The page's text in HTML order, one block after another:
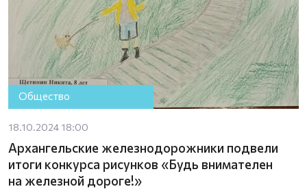
Общество
18.10.2024 18:00
Архангельские железнодорожники подвели
итоги конкурса рисунков «Будь внимателен
на железной дороге!»